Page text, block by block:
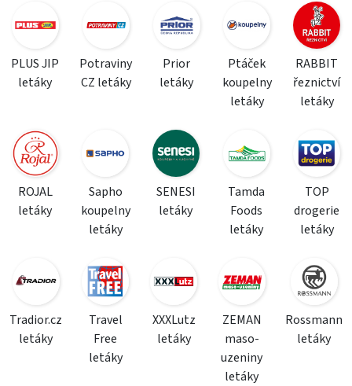
PLUS JIP
letáky
Potraviny
CZ letáky
Prior
letáky
Ptáček
koupelny
letáky
RABBIT
řeznictví
letáky
ROJAL
letáky
Sapho
koupelny
letáky
SENESI
letáky
Tamda
Foods
letáky
TOP
drogerie
letáky
Tradior.cz
letáky
Travel
Free
letáky
XXXLutz
letáky
ZEMAN
maso-
uzeniny
letáky
Rossmann
letáky